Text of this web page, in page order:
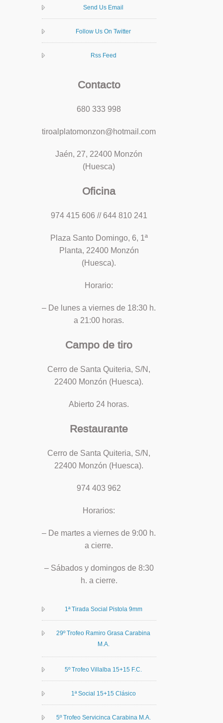
Send Us Email
Follow Us On Twitter
Rss Feed
Contacto
680 333 998
tiroalplatomonzon@hotmail.com
Jaén, 27, 22400 Monzón
(Huesca)
Oficina
974 415 606 // 644 810 241
Plaza Santo Domingo, 6, 1ª
Planta, 22400 Monzón
(Huesca).
Horario:
– De lunes a viernes de 18:30 h.
a 21:00 horas.
Campo de tiro
Cerro de Santa Quiteria, S/N,
22400 Monzón (Huesca).
Abierto 24 horas.
Restaurante
Cerro de Santa Quiteria, S/N,
22400 Monzón (Huesca).
974 403 962
Horarios:
– De martes a viernes de 9:00 h.
a cierre.
– Sábados y domingos de 8:30
h. a cierre.
1ª Tirada Social Pistola 9mm
29º Trofeo Ramiro Grasa Carabina
M.A.
5º Trofeo Villalba 15+15 F.C.
1ª Social 15+15 Clásico
5º Trofeo Servicinca Carabina M.A.